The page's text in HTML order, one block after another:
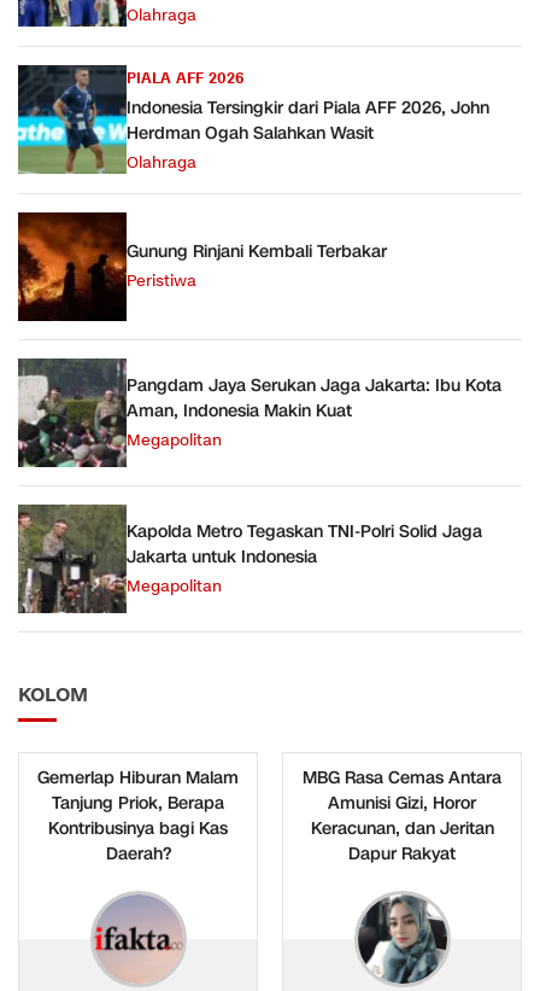
Olahraga
PIALA AFF 2026
Indonesia Tersingkir dari Piala AFF 2026, John
Herdman Ogah Salahkan Wasit
Olahraga
Gunung Rinjani Kembali Terbakar
Peristiwa
Pangdam Jaya Serukan Jaga Jakarta: Ibu Kota
Aman, Indonesia Makin Kuat
Megapolitan
Kapolda Metro Tegaskan TNI-Polri Solid Jaga
Jakarta untuk Indonesia
Megapolitan
KOLOM
Gemerlap Hiburan Malam
Tanjung Priok, Berapa
Kontribusinya bagi Kas
Daerah?
MBG Rasa Cemas Antara
Amunisi Gizi, Horor
Keracunan, dan Jeritan
Dapur Rakyat